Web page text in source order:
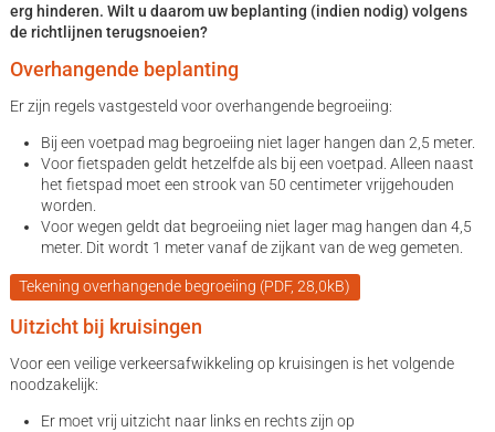
erg hinderen. Wilt u daarom uw beplanting (indien nodig) volgens
de richtlijnen terugsnoeien?
Overhangende beplanting
Er zijn regels vastgesteld voor overhangende begroeiing:
Bij een voetpad mag begroeiing niet lager hangen dan 2,5 meter.
Voor fietspaden geldt hetzelfde als bij een voetpad. Alleen naast
het fietspad moet een strook van 50 centimeter vrijgehouden
worden.
Voor wegen geldt dat begroeiing niet lager mag hangen dan 4,5
meter. Dit wordt 1 meter vanaf de zijkant van de weg gemeten.
Tekening overhangende begroeiing (PDF, 28,0kB)
Uitzicht bij kruisingen
Voor een veilige verkeersafwikkeling op kruisingen is het volgende
noodzakelijk:
Er moet vrij uitzicht naar links en rechts zijn op